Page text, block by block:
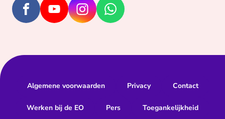
Algemene voorwaarden Privacy Contact
Werken bij de EO Pers Toegankelijkheid